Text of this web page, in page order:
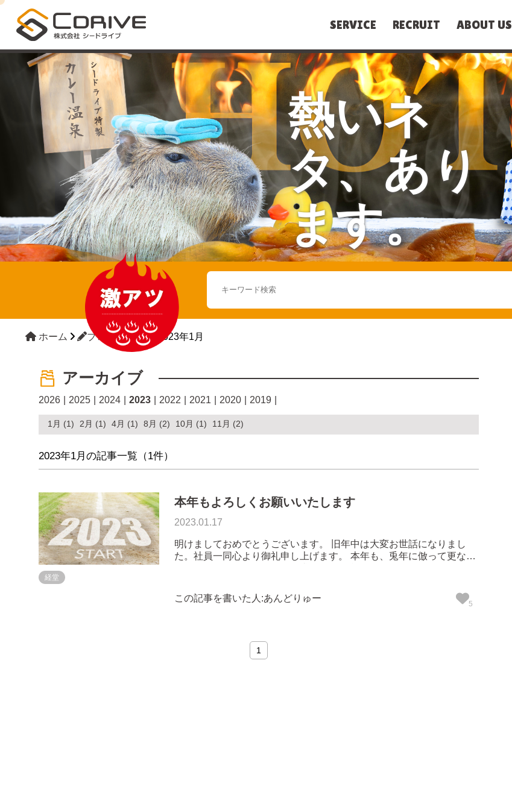
SERVICE RECRUIT ABOUT US
熱いネ
タ、あり
ます。
ホーム ブログTOP 2023年1月
アーカイブ
2026 2025 2024 2023 2022 2021 2020 2019
1月 (1) 2月 (1) 4月 (1) 8月 (2) 10月 (1) 11月 (2)
2023年1月の記事一覧（1件）
経堂
本年もよろしくお願いいたします
2023.01.17
明けましておめでとうございます。 旧年中は大変お世話になりまし
た。社員一同心より御礼申し上げます。 本年も、兎年に倣って更なる
ロナ禍が過ぎ去り、 ...
この記事を書いた人:あんどりゅー
5
1